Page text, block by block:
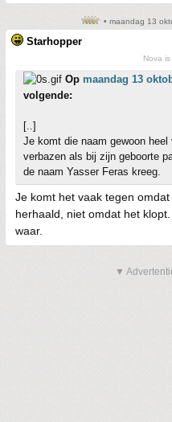
• maandag 13
Starhopper
Nova
Op maandag 13
volgende:
[..]
Je komt die naam gewoon
verbazen als bij zijn geboorte
de naam Yasser Feras kreeg.
Je komt het vaak tegen
herhaald, niet omdat het
waar.
▼